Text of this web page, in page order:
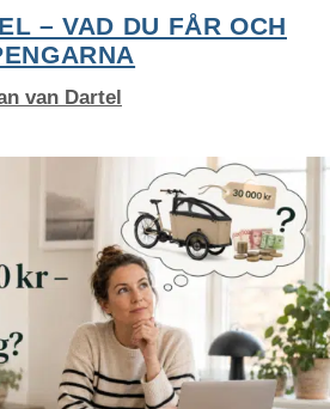
– VAD DU FÅR OCH
van Dartel